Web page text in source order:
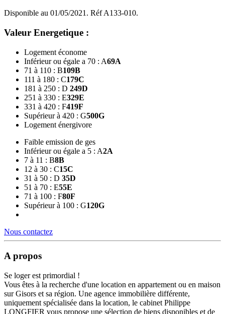
Disponible au 01/05/2021. Réf A133-010.
Valeur Energetique :
Logement économe
Inférieur ou égale a 70 : A69A
71 à 110 : B109B
111 à 180 : C179C
181 à 250 : D 249D
251 à 330 : E329E
331 à 420 : F419F
Supérieur à 420 : G500G
Logement énergivore
Faible emission de ges
Inférieur ou égale a 5 : A2A
7 à 11 : B8B
12 à 30 : C15C
31 à 50 : D 35D
51 à 70 : E55E
71 à 100 : F80F
Supérieur à 100 : G120G
Nous contactez
A propos
Se loger est primordial !
Vous êtes à la recherche d'une location en appartement ou en maison
sur Gisors et sa région. Une agence immobilière différente,
uniquement spécialisée dans la location, le cabinet Philippe
LONGFIER vous propose une sélection de biens disponibles et de